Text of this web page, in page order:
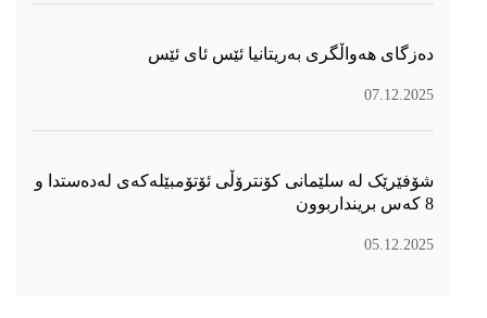
دەزگای هەواڵگری بەریتانیا ئێس ئای ئێس
07.12.2025
شۆفێرێک لە سلێمانی کۆنترۆڵی ئۆتۆمبێلەکەی لەدەستدا و
8 کەس برینداربوون
05.12.2025